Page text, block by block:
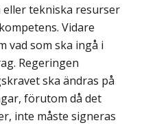
eller tekniska resurser
Vidare
vad som ska ingå i
Regeringen
ska ändras på
förutom då det
inte måste signeras